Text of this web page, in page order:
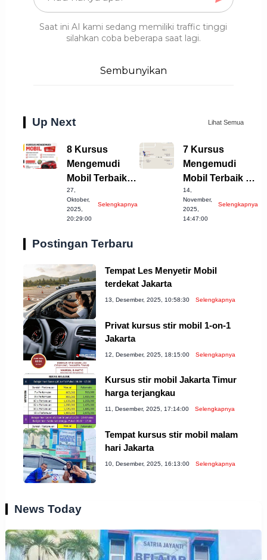
Saat ini AI kami sedang memiliki traffic tinggi
silahkan coba beberapa saat lagi.
Sembunyikan
Up Next Lihat Semua
8 Kursus
Mengemudi
Mobil Terbaik di
Serang Banten!
27,
Oktober,
2025,
20:29:00
Selengkapnya
7 Kursus
Mengemudi
Mobil Terbaik di
Bogor
Kabupaten 2023
14,
November,
2025,
14:47:00
Selengkapnya
Postingan Terbaru
Tempat Les Menyetir Mobil
terdekat Jakarta
13, Desember, 2025, 10:58:30 Selengkapnya
Privat kursus stir mobil 1-on-1
Jakarta
12, Desember, 2025, 18:15:00 Selengkapnya
Kursus stir mobil Jakarta Timur
harga terjangkau
11, Desember, 2025, 17:14:00 Selengkapnya
Tempat kursus stir mobil malam
hari Jakarta
10, Desember, 2025, 16:13:00 Selengkapnya
News Today